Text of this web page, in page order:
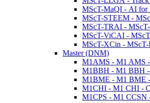
MScT-MaQI - AI for
MScT-STEEM -
MScT-TRAI -
MScT-ViCAI -
MScT-XCin - MScT-
Master (DNM)
M1AMS - M1 AMS -
M1BBH - M1 BBH -
M1BME - M1 BME
M1CHI - M1 CHI -
M1CPS - M1 CCSN